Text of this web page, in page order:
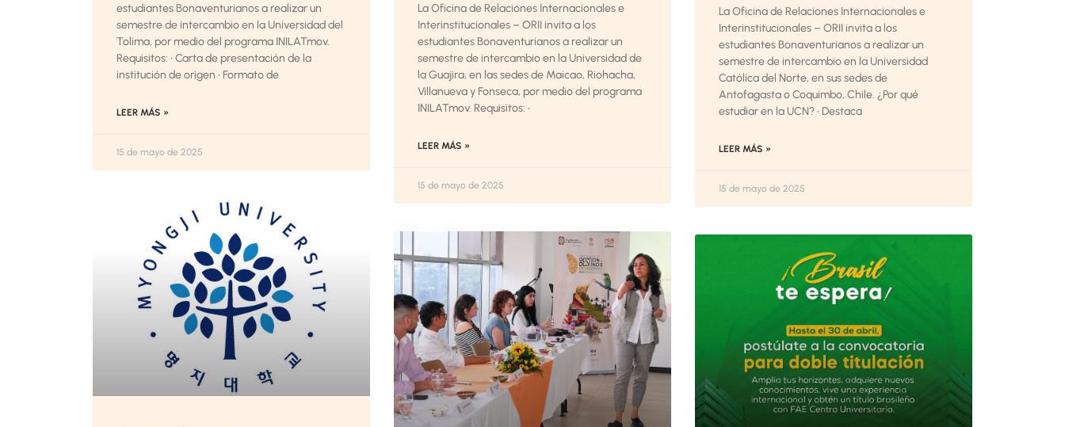
estudiantes Bonaventurianos a realizar un
semestre de intercambio en la Universidad del
Tolima, por medio del programa INILATmov.
Requisitos: • Carta de presentación de la
institución de origen • Formato de
LEER MÁS »
15 de mayo de 2025
La Oficina de Relaciones Internacionales e
Interinstitucionales – ORII invita a los
estudiantes Bonaventurianos a realizar un
semestre de intercambio en la Universidad de
la Guajira, en las sedes de Maicao, Riohacha,
Villanueva y Fonseca, por medio del programa
INILATmov. Requisitos: •
LEER MÁS »
15 de mayo de 2025
La Oficina de Relaciones Internacionales e
Interinstitucionales – ORII invita a los
estudiantes Bonaventurianos a realizar un
semestre de intercambio en la Universidad
Católica del Norte, en sus sedes de
Antofagasta o Coquimbo, Chile. ¿Por qué
estudiar en la UCN? • Destaca
LEER MÁS »
15 de mayo de 2025